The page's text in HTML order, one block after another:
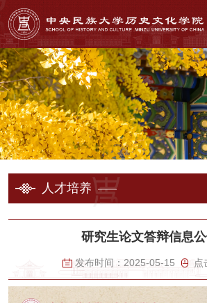
人才培养
研究生论文答辩信息
发布时间： 2025-05-15 点